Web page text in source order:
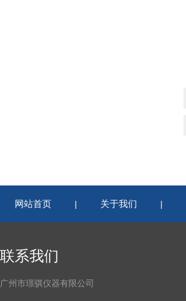
网站首页 | 关于我们 |
联系我们
广州市璟骐仪器有限公司